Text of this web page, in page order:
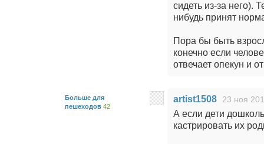
сидеть из-за него).
нибудь принят
Пора бы быть
конечно если
отвечает опекун и
Больше для
пешеходов 42
artist1508 23 ноя
А если дети
кастрировать их